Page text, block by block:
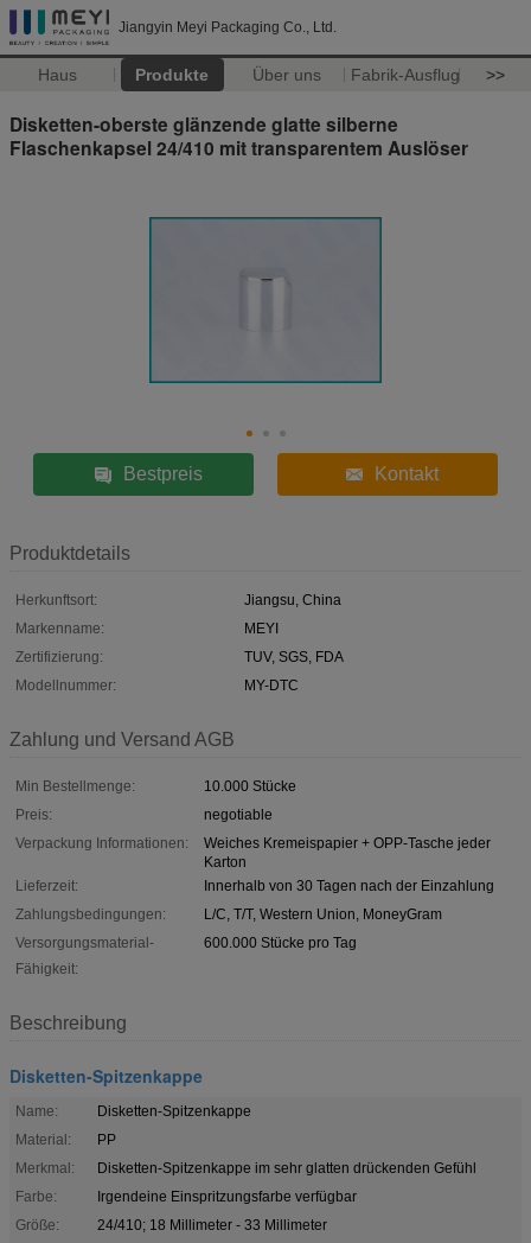
Jiangyin Meyi Packaging Co., Ltd.
Haus Produkte Über uns Fabrik-Ausflug >>
Disketten-oberste glänzende glatte silberne
Flaschenkapsel 24/410 mit transparentem Auslöser
Bestpreis Kontakt
Produktdetails
Herkunftsort:
Jiangsu, China
Markenname:
MEYI
Zertifizierung:
TUV, SGS, FDA
Modellnummer:
MY-DTC
Zahlung und Versand AGB
Min Bestellmenge:
10.000 Stücke
Preis:
negotiable
Verpackung Informationen:
Weiches Kremeispapier + OPP-Tasche jeder
Karton
Lieferzeit:
Innerhalb von 30 Tagen nach der Einzahlung
Zahlungsbedingungen:
L/C, T/T, Western Union, MoneyGram
Versorgungsmaterial-
Fähigkeit:
600.000 Stücke pro Tag
Beschreibung
Disketten-Spitzenkappe
Name:
Disketten-Spitzenkappe
Material:
PP
Merkmal:
Disketten-Spitzenkappe im sehr glatten drückenden Gefühl
Farbe:
Irgendeine Einspritzungsfarbe verfügbar
Größe:
24/410; 18 Millimeter - 33 Millimeter